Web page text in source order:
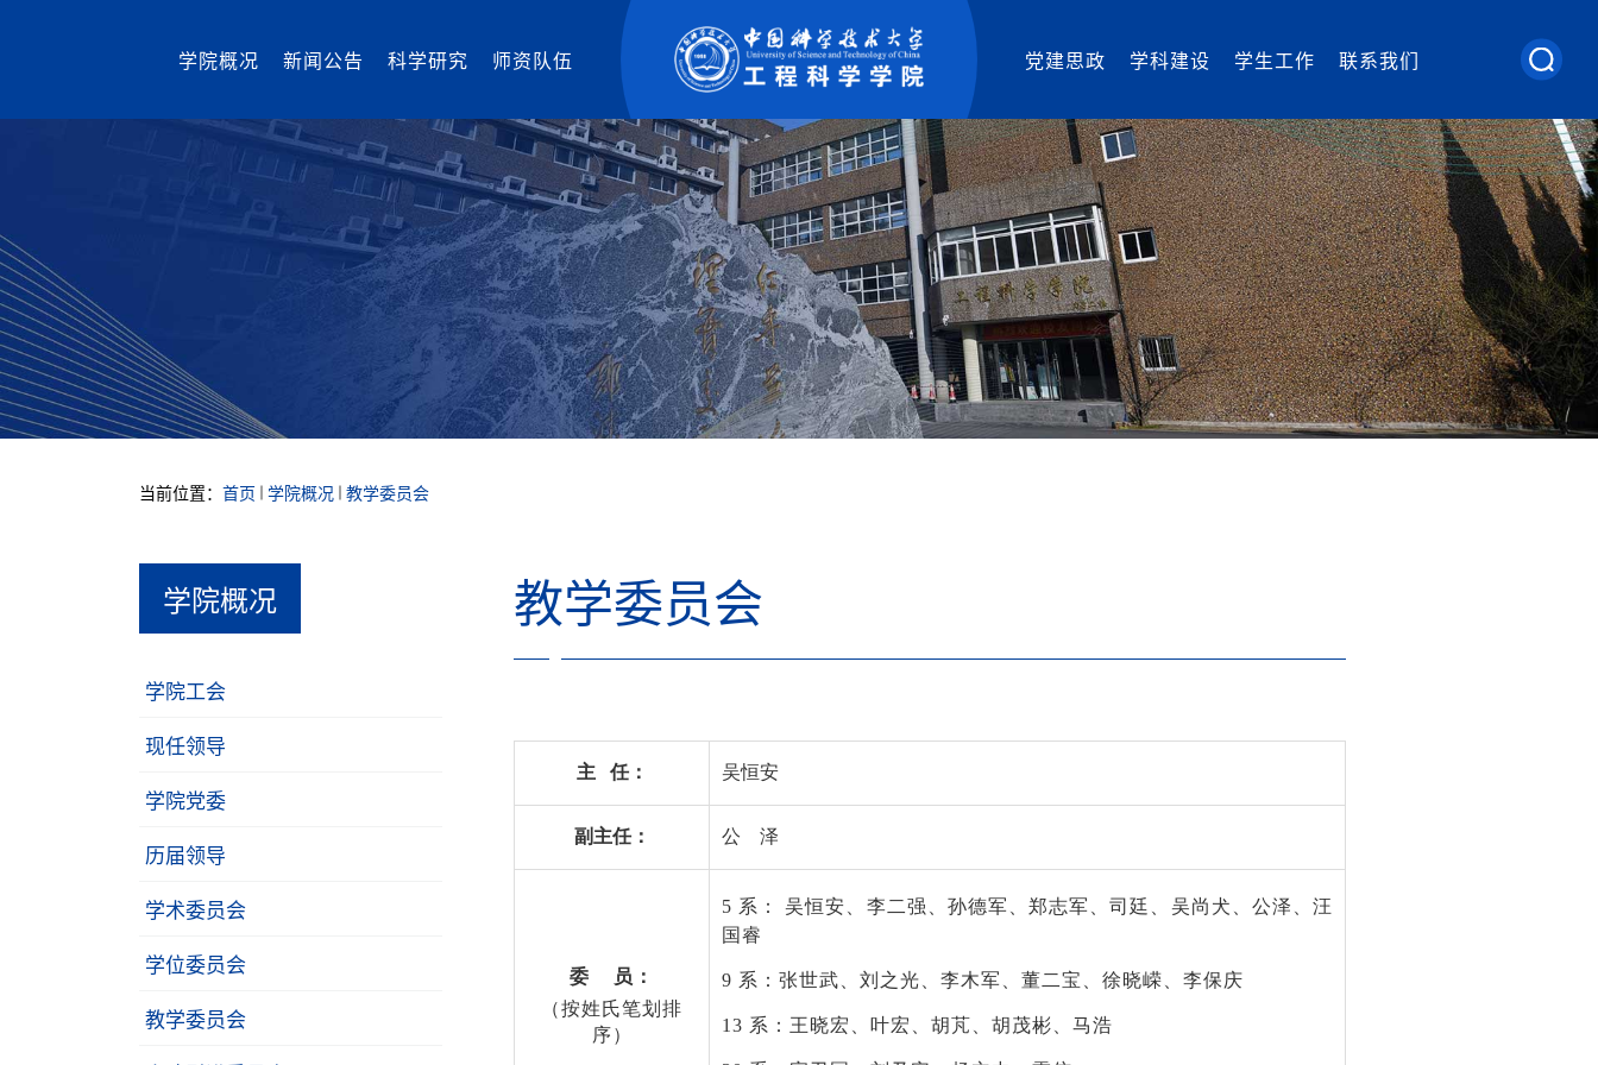
学院概况 新闻公告 科学研究 师资队伍 党建思政 学科建设 学生工作 联系我们
当前位置： 首页 学院概况 教学委员会
学院概况
学院工会
现任领导
学院党委
历届领导
学术委员会
学位委员会
教学委员会
教学委员会
主 任： 吴恒安
副主任： 公 泽
委 员：
（按姓氏笔划排
序）
5 系： 吴恒安、李二强、孙德军、郑志军、司廷、吴尚犬、公泽、汪
国睿
9 系：张世武、刘之光、李木军、董二宝、徐晓嵘、李保庆
13 系：王晓宏、叶宏、胡芃、胡茂彬、马浩